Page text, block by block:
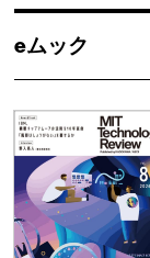
eムック